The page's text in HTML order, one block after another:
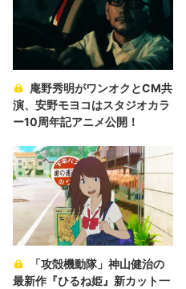
庵野秀明がワンオクとCM共
演、安野モヨコはスタジオカラ
ー10周年記アニメ公開！
「攻殻機動隊」神山健治の
最新作『ひるね姫』新カット一